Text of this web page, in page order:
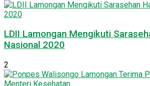
LDII Lamongan Mengikuti
Nasional 2020
2